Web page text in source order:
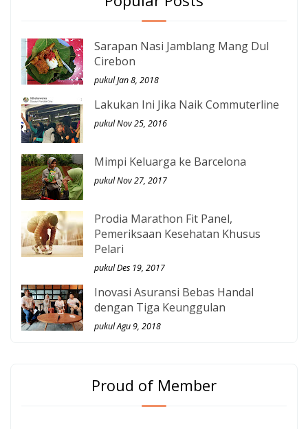
Sarapan Nasi Jamblang Mang Dul
Cirebon
pukul Jan 8, 2018
Lakukan Ini Jika Naik Commuterline
pukul Nov 25, 2016
Mimpi Keluarga ke Barcelona
pukul Nov 27, 2017
Prodia Marathon Fit Panel,
Pemeriksaan Kesehatan Khusus
Pelari
pukul Des 19, 2017
Inovasi Asuransi Bebas Handal
dengan Tiga Keunggulan
pukul Agu 9, 2018
Proud of Member